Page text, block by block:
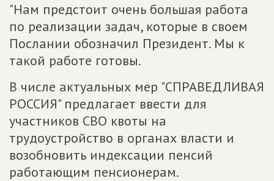
"Нам предстоит очень большая работа
по реализации задач, которые в своем
Послании обозначил Президент. Мы к
такой работе готовы.
В числе актуальных мер "СПРАВЕДЛИВАЯ
РОССИЯ" предлагает ввести для
участников СВО квоты на
трудоустройство в органах власти и
возобновить индексации пенсий
работающим пенсионерам.